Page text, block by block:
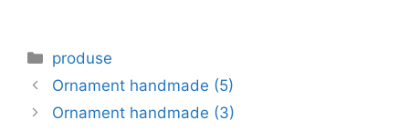
Categories
produse
Ornament handmade (5)
Ornament handmade (3)